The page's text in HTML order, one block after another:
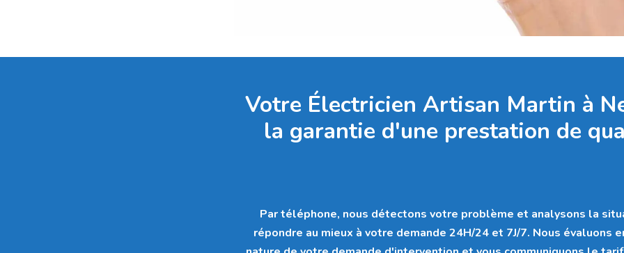
Votre Électricien Artisan Martin à
la garantie d'une prestation de
Par téléphone, nous détectons votre problème et analysons la
répondre au mieux à votre demande 24H/24 et 7J/7. Nous évaluons